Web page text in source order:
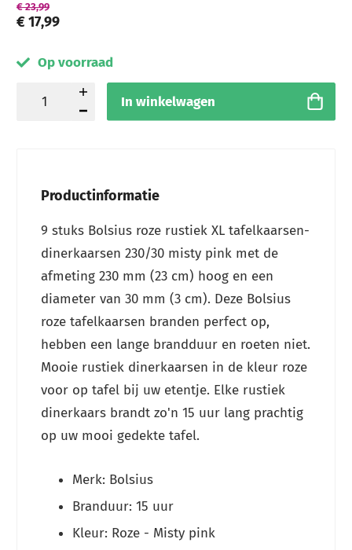
€ 17,99
€ 23,99
Op voorraad
In winkelwagen
Productinformatie
9 stuks Bolsius roze rustiek XL tafelkaarsen-
dinerkaarsen 230/30 misty pink met de
afmeting 230 mm (23 cm) hoog en een
diameter van 30 mm (3 cm). Deze Bolsius
roze tafelkaarsen branden perfect op,
hebben een lange brandduur en roeten niet.
Mooie rustiek dinerkaarsen in de kleur roze
voor op tafel bij uw etentje. Elke rustiek
dinerkaars brandt zo'n 15 uur lang prachtig
op uw mooi gedekte tafel.
Merk: Bolsius
Branduur: 15 uur
Kleur: Roze - Misty pink